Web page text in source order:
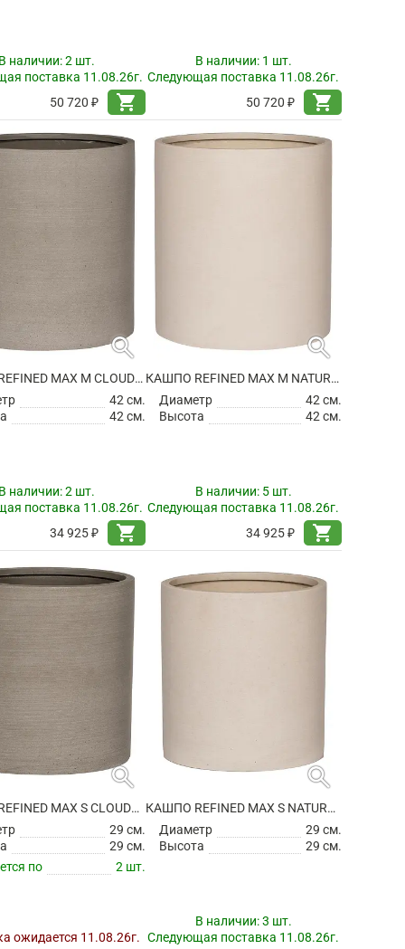
наличии:2 шт.
поставка 11.08.26г.
50 720 ₽
shopping_cart
В наличии: 1 шт.
Следующая поставка 11.08.26г.
50 720 ₽
shopping_cart
search
КАШПО REFINED MAX M CLOUDED GREY
42 см.
42 см.
наличии:2 шт.
поставка 11.08.26г.
34 925 ₽
shopping_cart
search
КАШПО REFINED MAX M NATURAL WHITE
Диаметр
42 см.
Высота
42 см.
В наличии: 5 шт.
Следующая поставка 11.08.26г.
34 925 ₽
shopping_cart
search
КАШПО REFINED MAX S CLOUDED GREY
29 см.
29 см.
по
2 шт.
ожидается 11.08.26г.
search
КАШПО REFINED MAX S NATURAL WHITE
Диаметр
29 см.
Высота
29 см.
В наличии:3 шт.
Следующая поставка 11.08.26г.